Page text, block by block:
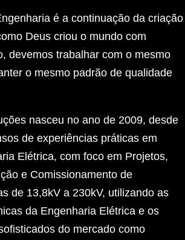
é a continuação da criação
Deus criou o mundo com
devemos trabalhar com o mesmo
o mesmo padrão de qualidade
nasceu no ano de 2009, desde
de experiências práticas em
Elétrica, com foco em Projetos,
e Comissionamento de
de 13,8kV a 230kV, utilizando as
da Engenharia Elétrica e os
do mercado como